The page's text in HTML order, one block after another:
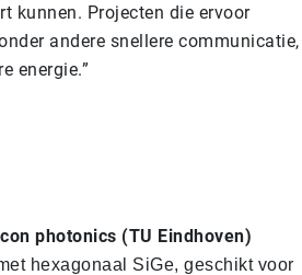
kunnen. Projecten die ervoor
andere snellere communicatie,
energie.”
photonics (TU Eindhoven)
hexagonaal SiGe, geschikt voor